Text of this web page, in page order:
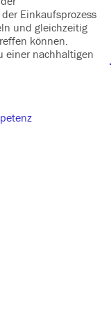
Einkaufsprozess
und gleichzeitig
können.
einer nachhaltigen